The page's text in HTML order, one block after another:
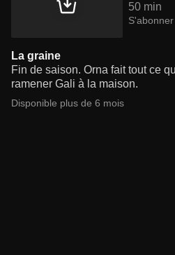
50 min
S'abonner
La graine
Fin de saison. Orna fait tout ce
ramener Gali à la maison.
Disponible plus de 6 mois